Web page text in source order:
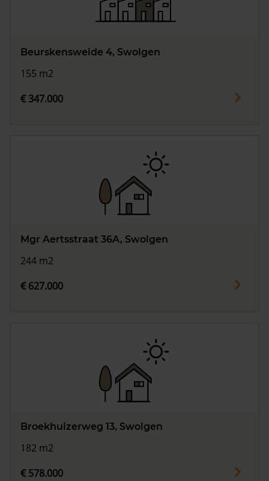
Beurskensweide 4, Swolgen
155 m2
€ 347.000
Mgr Aertsstraat 36A, Swolgen
244 m2
€ 627.000
Broekhuizerweg 13, Swolgen
182 m2
€ 578.000